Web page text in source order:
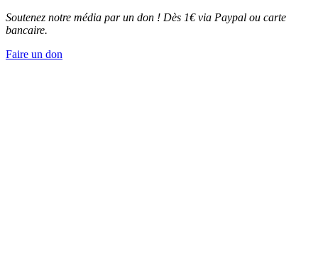
Soutenez notre média par un don ! Dès 1€ via Paypal ou carte
bancaire.
Faire un don